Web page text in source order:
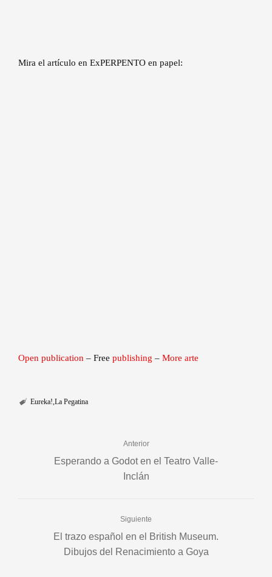
Mira el artículo en ExPERPENTO en papel:
Open publication – Free publishing – More arte
Eureka! La Pegatina
Anterior
Esperando a Godot en el Teatro Valle-
Inclán
Siguiente
El trazo español en el British Museum.
Dibujos del Renacimiento a Goya